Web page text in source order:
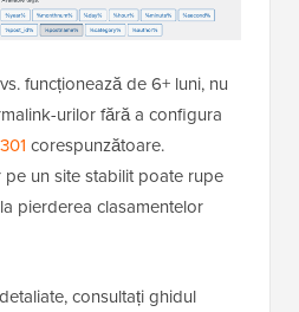
funcționează de 6+ luni, nu
urilor fără a configura
corespunzătoare.
un site stabilit poate rupe
pierderea clasamentelor
consultați ghidul